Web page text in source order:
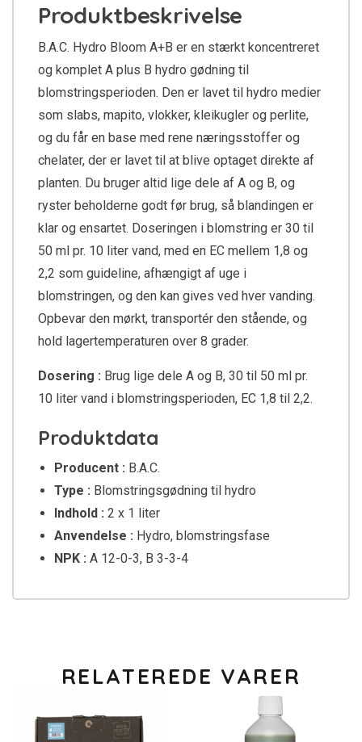
Produktbeskrivelse
B.A.C. Hydro Bloom A+B er en stærkt koncentreret
og komplet A plus B hydro gødning til
blomstringsperioden. Den er lavet til hydro medier
som slabs, mapito, vlokker, kleikugler og perlite,
og du får en base med rene næringsstoffer og
chelater, der er lavet til at blive optaget direkte af
planten. Du bruger altid lige dele af A og B, og
ryster beholderne godt før brug, så blandingen er
klar og ensartet. Doseringen i blomstring er 30 til
50 ml pr. 10 liter vand, med en EC mellem 1,8 og
2,2 som guideline, afhængigt af uge i
blomstringen, og den kan gives ved hver vanding.
Opbevar den mørkt, transportér den stående, og
hold lagertemperaturen over 8 grader.
Dosering : Brug lige dele A og B, 30 til 50 ml pr.
10 liter vand i blomstringsperioden, EC 1,8 til 2,2.
Produktdata
Producent : B.A.C.
Type : Blomstringsgødning til hydro
Indhold : 2 x 1 liter
Anvendelse : Hydro, blomstringsfase
NPK : A 12-0-3, B 3-3-4
RELATEREDE VARER